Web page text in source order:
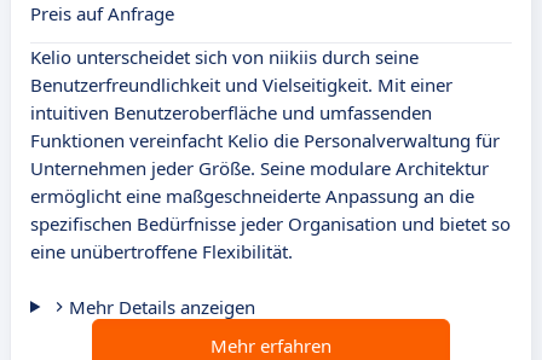
Preis auf Anfrage
Kelio unterscheidet sich von niikiis durch seine
Benutzerfreundlichkeit und Vielseitigkeit. Mit einer
intuitiven Benutzeroberfläche und umfassenden
Funktionen vereinfacht Kelio die Personalverwaltung für
Unternehmen jeder Größe. Seine modulare Architektur
ermöglicht eine maßgeschneiderte Anpassung an die
spezifischen Bedürfnisse jeder Organisation und bietet so
eine unübertroffene Flexibilität.
Mehr Details anzeigen
Mehr erfahren